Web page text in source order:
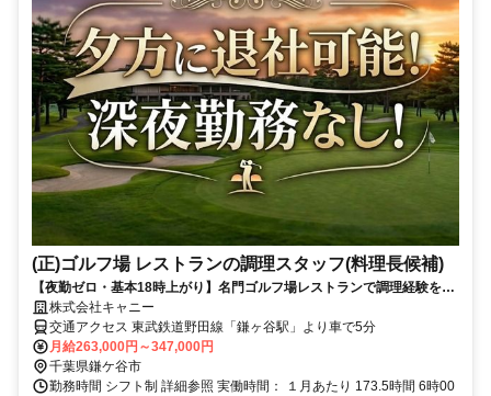
(正)ゴルフ場 レストランの調理スタッフ(料理長候補)
【夜勤ゼロ・基本18時上がり】名門ゴルフ場レストランで調理経験を腰
を据えた仕事に。 グレードコースを運営／将来は料理長へ・40〜50代
の転職も歓迎
株式会社キャニー
交通アクセス 東武鉄道野田線「鎌ヶ谷駅」より車で5分
月給263,000円～347,000円
千葉県鎌ケ谷市
勤務時間 シフト制 詳細参照 実働時間： １月あたり 173.5時間 6時00